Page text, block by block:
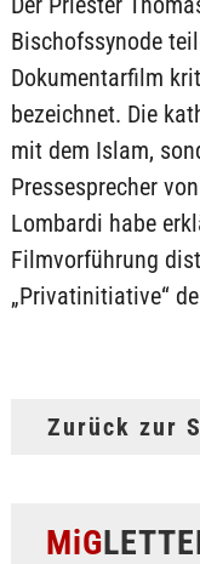
Bischofssynode
Dokumentarfilm
bezeichnet. Die
mit dem Islam,
Pressesprecher
Lombardi habe
Filmvorführung
„Privatinitiative“
Zurück zur
MiG